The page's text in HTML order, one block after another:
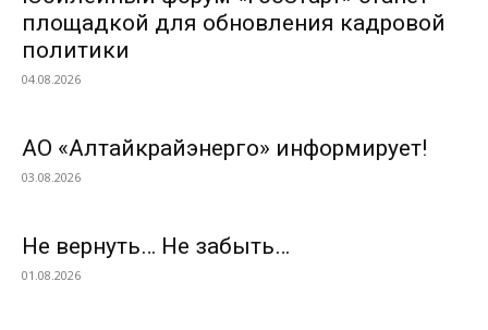
площадкой для обновления кадровой
политики
04.08.2026
АО «Алтайкрайэнерго» информирует!
03.08.2026
Не вернуть… Не забыть…
01.08.2026